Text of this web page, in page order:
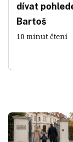
dívat
Bartoš
10 minut čtení